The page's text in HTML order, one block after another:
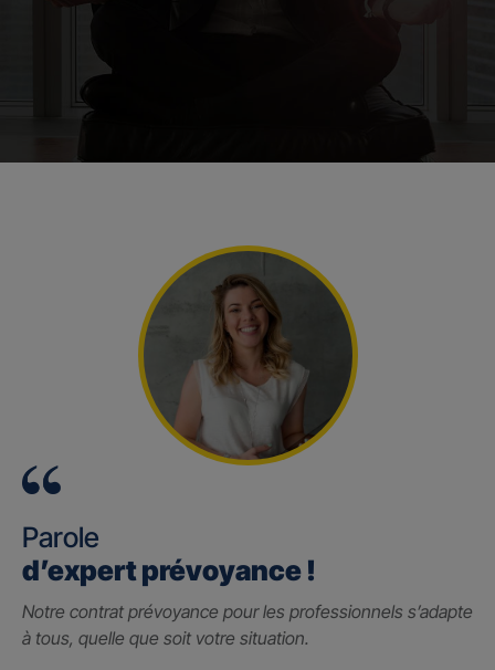
Parole
d’expert prévoyance !
Notre contrat prévoyance pour les professionnels s’adapte
à tous, quelle que soit votre situation.